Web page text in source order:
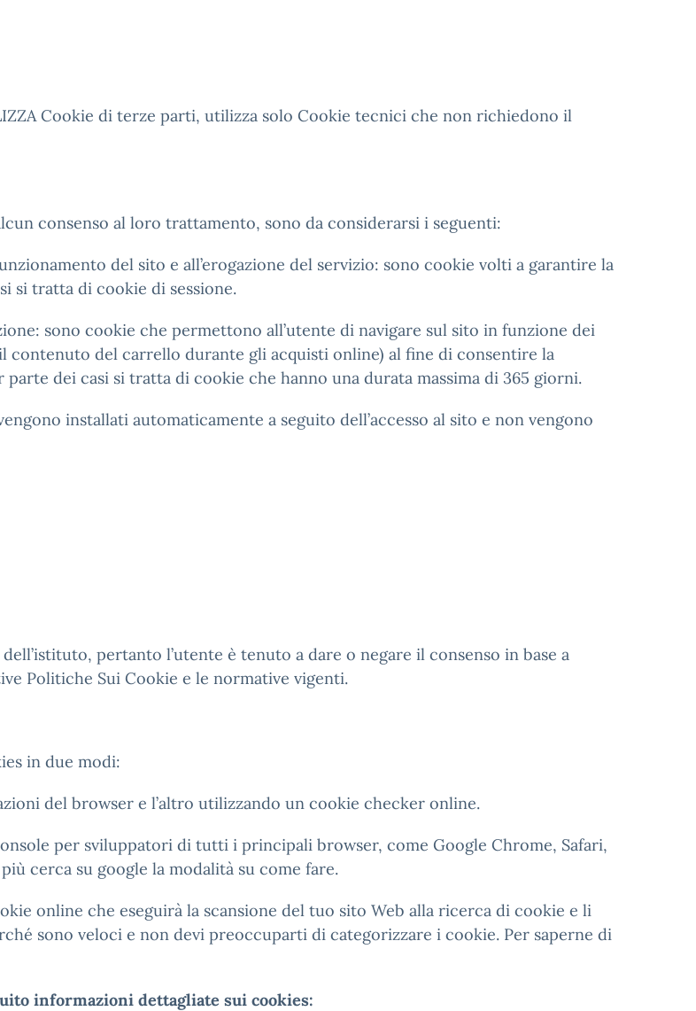
Cookie di terze parti, utilizza solo Cookie tecnici che non richiedono il
consenso al loro trattamento, sono da considerarsi i seguenti:
del sito e all’erogazione del servizio: sono cookie volti a garantire la
si tratta di cookie di sessione.
sono cookie che permettono all’utente di navigare sul sito in funzione dei
contenuto del carrello durante gli acquisti online) al fine di consentire la
dei casi si tratta di cookie che hanno una durata massima di 365 giorni.
installati automaticamente a seguito dell’accesso al sito e non vengono
pertanto l’utente è tenuto a dare o negare il consenso in base a
Politiche Sui Cookie e le normative vigenti.
in due modi:
del browser e l’altro utilizzando un cookie checker online.
per sviluppatori di tutti i principali browser, come Google Chrome, Safari,
cerca su google la modalità su come fare.
online che eseguirà la scansione del tuo sito Web alla ricerca di cookie e li
sono veloci e non devi preoccuparti di categorizzare i cookie. Per saperne di
informazioni dettagliate sui cookies: